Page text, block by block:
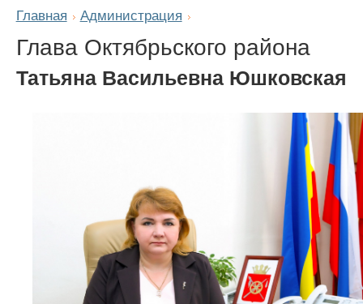
Главная Администрация
Глава Октябрьского района
Татьяна Васильевна Юшковская